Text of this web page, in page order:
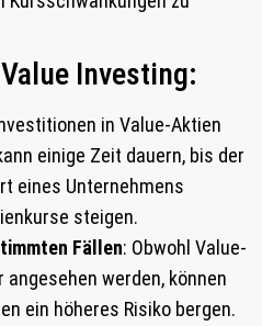
Investing:
in Value-Aktien
einige Zeit dauern, bis der
eines Unternehmens
steigen.
Fällen: Obwohl Value-
werden, können
ein höheres Risiko bergen.